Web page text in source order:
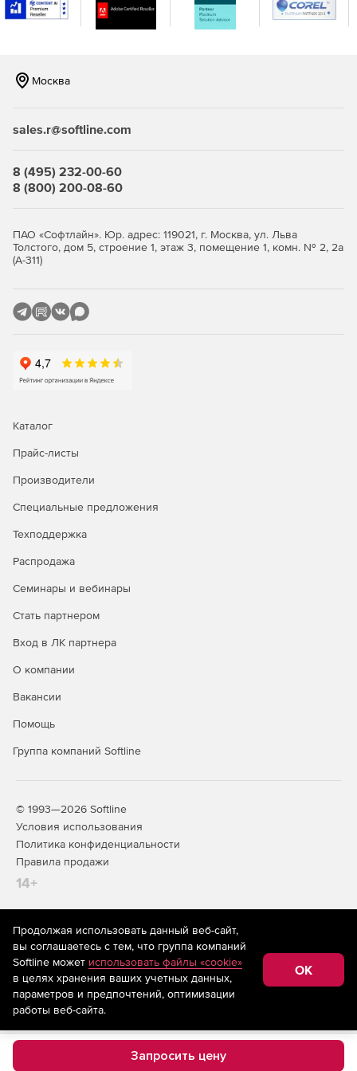
Запросить цену
Москва
sales.r@softline.com
8 (495) 232-00-60
8 (800) 200-08-60
ПАО «Софтлайн». Юр. адрес: 119021, г. Москва, ул. Льва
Толстого, дом 5, строение 1, этаж 3, помещение 1, комн. № 2, 2а
(А-311)
Каталог
Прайс-листы
Производители
Специальные предложения
Техподдержка
Распродажа
Семинары и вебинары
Стать партнером
Вход в ЛК партнера
О компании
Вакансии
Помощь
Группа компаний Softline
© 1993—2026 Softline
Условия использования
Политика конфиденциальности
Правила продажи
14+
На информационном ресурсе store.softline.ru применяются
рекомендательные технологии(информационные технологии
предоставления информации на основе сбора,
систематизации и анализа сведений, относящихся к
предпочтениям пользователей сети «Интернет»,
находящихся на территории Российской Федерации)
Продолжая использовать данный веб-сайт,
вы соглашаетесь с тем, что группа компаний
Softline может использовать файлы «cookie»
в целях хранения ваших учетных данных,
параметров и предпочтений, оптимизации
работы веб-сайта.
OK